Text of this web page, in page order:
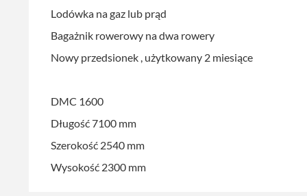
Lodówka na gaz lub prąd
Bagażnik rowerowy na dwa rowery
Nowy przedsionek , użytkowany 2 miesiące
DMC 1600
Długość 7100 mm
Szerokość 2540 mm
Wysokość 2300 mm